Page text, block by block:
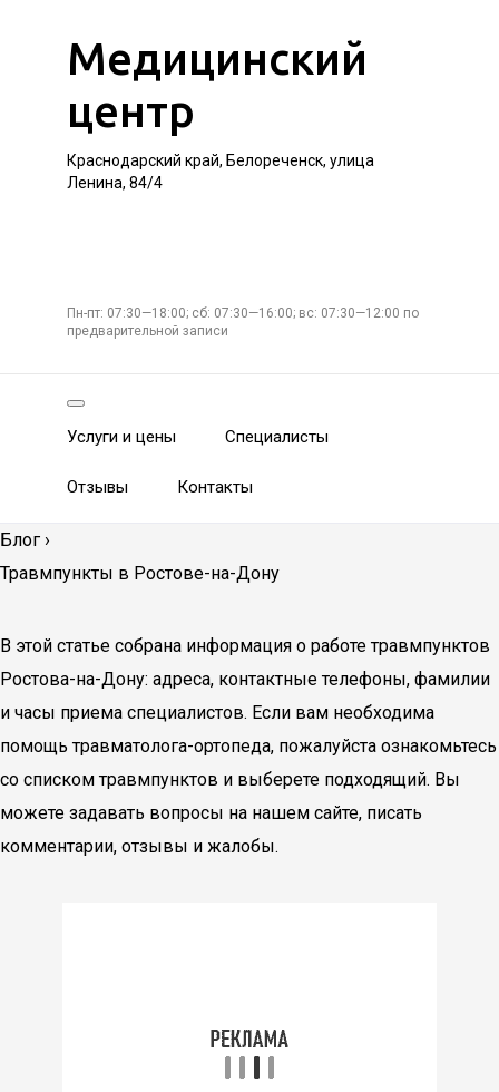
Медицинский
центр
Краснодарский край, Белореченск, улица
Ленина, 84/4
Пн-пт: 07:30—18:00; сб: 07:30—16:00; вс: 07:30—12:00 по
предварительной записи
Услуги и цены Специалисты
Отзывы Контакты
Блог ›
Травмпункты в Ростове-на-Дону
В этой статье собрана информация о работе травмпунктов
Ростова-на-Дону: адреса, контактные телефоны, фамилии
и часы приема специалистов. Если вам необходима
помощь травматолога-ортопеда, пожалуйста ознакомьтесь
со списком травмпунктов и выберете подходящий. Вы
можете задавать вопросы на нашем сайте, писать
комментарии, отзывы и жалобы.